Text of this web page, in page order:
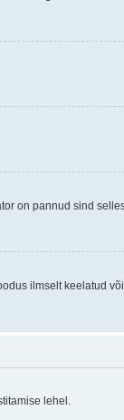
on pannud sind
ilmselt keelatud või
lehel.